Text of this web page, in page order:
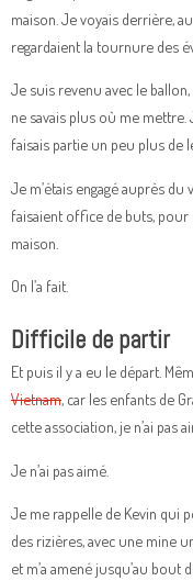
maison. Je voyais derrière,
regardaient la tournure des
Je suis revenu avec le
ne savais plus où me
faisais partie un peu plus de
Je m’étais engagé auprès
faisaient office de buts, pour
maison.
On l’a fait.
Difficile de partir
Et puis il y a eu le départ.
Vietnam, car les enfants de
cette association, je n’ai pas
Je n’ai pas aimé.
Je me rappelle de Kevin qui
des rizières, avec une mine
et m’a amené jusqu’au